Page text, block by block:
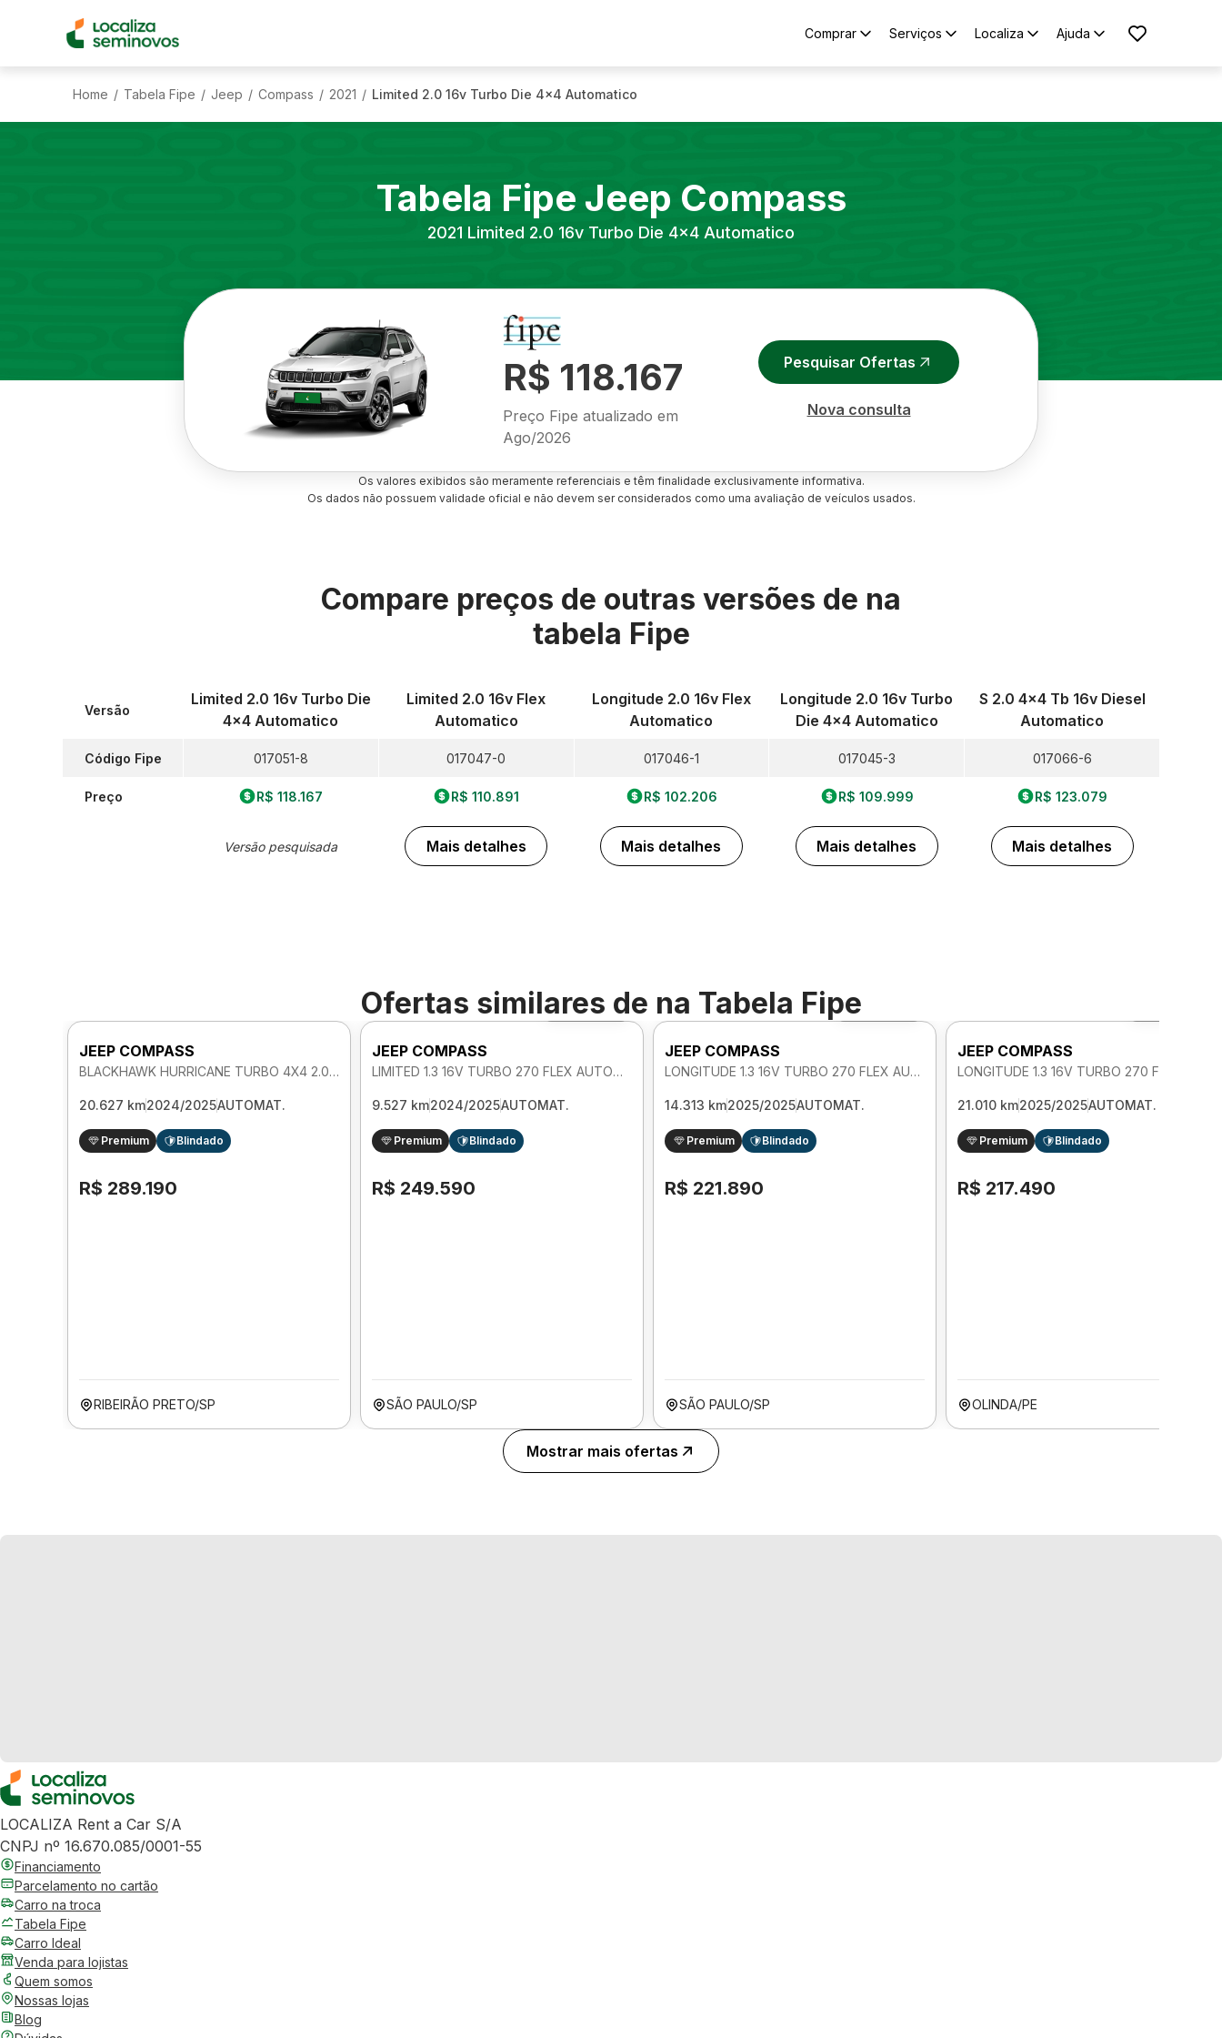
Comprar Serviços Localiza Ajuda
Home / Tabela Fipe / Jeep / Compass / 2021 / Limited 2.0 16v Turbo Die 4x4 Automatico
Tabela Fipe Jeep Compass
2021 Limited 2.0 16v Turbo Die 4x4 Automatico
R$ 118.167
Preço Fipe atualizado em
Ago/2026
Pesquisar Ofertas
Nova consulta
Os valores exibidos são meramente referenciais e têm finalidade exclusivamente informativa.
Os dados não possuem validade oficial e não devem ser considerados como uma avaliação de veículos usados.
Compare preços de outras versões de na
tabela Fipe
Versão
Código Fipe
Preço
Limited 2.0 16v Turbo Die
4x4 Automatico
017051-8
R$ 118.167
Versão pesquisada
Limited 2.0 16v Flex
Automatico
017047-0
R$ 110.891
Mais detalhes
Longitude 2.0 16v Flex
Automatico
017046-1
R$ 102.206
Mais detalhes
Longitude 2.0 16v Turbo
Die 4x4 Automatico
017045-3
R$ 109.999
Mais detalhes
S 2.0 4x4 Tb 16v Diesel
Automatico
017066-6
R$ 123.079
Mais detalhes
Ofertas similares de na Tabela Fipe
JEEP COMPASS
BLACKHAWK HURRICANE TURBO 4X4 2.0 AUTOMATICO
20.627 km2024/2025AUTOMAT.
Premium Blindado
R$ 289.190
RIBEIRÃO PRETO/SP
Foto 360º
JEEP COMPASS
LIMITED 1.3 16V TURBO 270 FLEX AUTOMATICO
9.527 km2024/2025AUTOMAT.
Premium Blindado
R$ 249.590
SÃO PAULO/SP
Foto 360º
JEEP COMPASS
LONGITUDE 1.3 16V TURBO 270 FLEX AUTOMATICO
14.313 km2025/2025AUTOMAT.
Premium Blindado
R$ 221.890
SÃO PAULO/SP
JEEP COMPASS
21.010 km2025/2025AUTOMAT.
Premium Blindado
R$ 217.490
OLINDA/PE
Mostrar mais ofertas
LOCALIZA Rent a Car S/A
CNPJ nº 16.670.085/0001-55
Financiamento
Parcelamento no cartão
Carro na troca
Tabela Fipe
Carro Ideal
Venda para lojistas
Quem somos
Nossas lojas
Blog